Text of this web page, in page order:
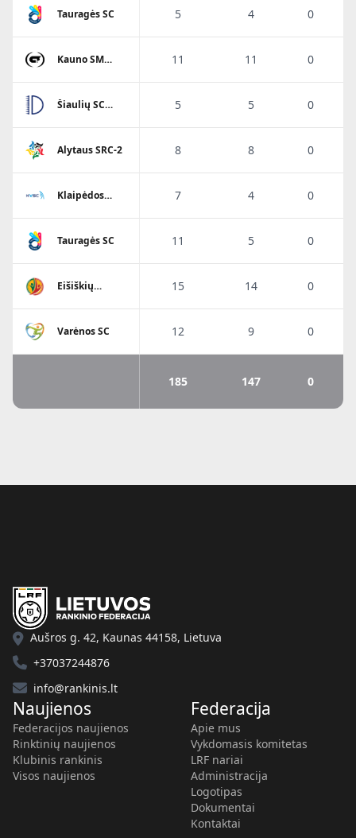
Tauragės SC 5 4 0
Kauno SM
11 11 0
Šiaulių SC
5 5 0
Alytaus SRC-2 8 8 0
Klaipėdos
7 4 0
Tauragės SC 11 5 0
Eišiškių
SM
15 14 0
Varėnos SC 12 9 0
185 147 0
Aušros g. 42, Kaunas 44158, Lietuva
+37037244876
info@rankinis.lt
Naujienos
Federacijos naujienos
Rinktinių naujienos
Klubinis rankinis
Visos naujienos
Federacija
Apie mus
Vykdomasis komitetas
LRF nariai
Administracija
Logotipas
Dokumentai
Kontaktai